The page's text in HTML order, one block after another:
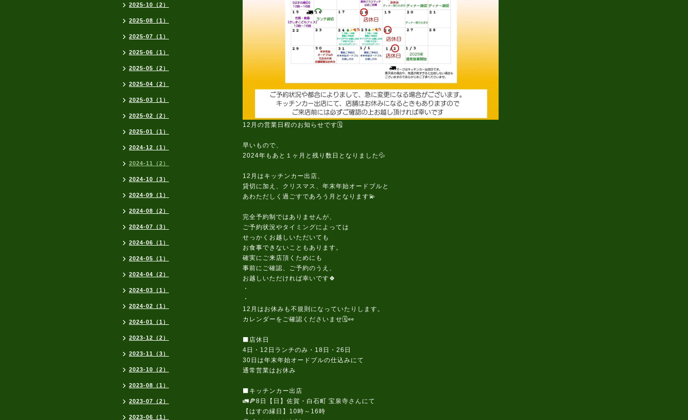
12月の営業日程のお知らせです🗓️
早いもので、
2024年もあと１ヶ月と残り数日となりました💦
12月はキッチンカー出店、
貸切に加え、クリスマス、年末年始オードブルと
あわただしく過ごすであろう月となります💫
完全予約制ではありませんが、
ご予約状況やタイミングによっては
せっかくお越しいただいても
お食事できないこともあります。
確実にご来店頂くためにも
事前にご確認、ご予約のうえ、
お越しいただければ幸いです🍀
・
・
12月はお休みも不規則になっていたりします。
カレンダーをご確認くださいませ🗓️👀
⬛店休日
4日・12日ランチのみ・18日・26日
30日は年末年始オードブルの仕込みにて
通常営業はお休み
⬛キッチンカー出店
🚛🍕8日【日】佐賀・白石町 宝泉寺さんにて
【はすの縁日】10時～16時
2025-10（2）
2025-08（1）
2025-07（1）
2025-06（1）
2025-05（2）
2025-04（2）
2025-03（1）
2025-02（2）
2025-01（1）
2024-12（1）
2024-11（2）
2024-10（3）
2024-09（1）
2024-08（2）
2024-07（3）
2024-06（1）
2024-05（1）
2024-04（2）
2024-03（1）
2024-02（1）
2024-01（1）
2023-12（2）
2023-11（3）
2023-10（2）
2023-08（1）
2023-07（2）
2023-06（1）